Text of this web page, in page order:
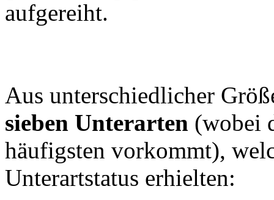
aufgereiht.
Aus unterschiedlicher
sieben Unterarten (wobei
häufigsten vorkommt),
Unterartstatus erhielten: